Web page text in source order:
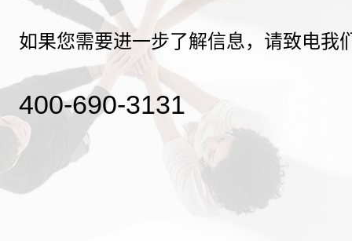
如果您需要进一步了解信息，请致电我
400-690-3131